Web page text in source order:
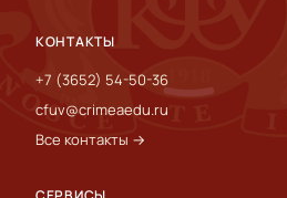
КОНТАКТЫ
+7 (3652) 54-50-36
cfuv@crimeaedu.ru
Все контакты →